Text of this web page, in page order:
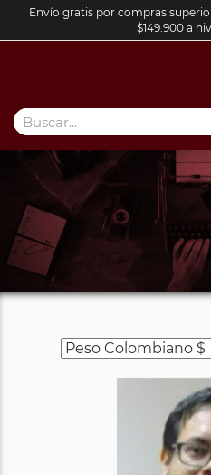
Envío gratis por compras
$149.900 a